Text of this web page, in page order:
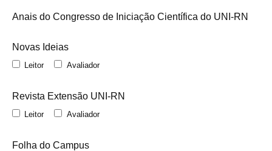
Anais do Congresso de Iniciação Científica do UNI-RN
Novas Ideias
Leitor Avaliador
Revista Extensão UNI-RN
Leitor Avaliador
Folha do Campus